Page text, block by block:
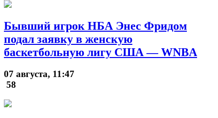
Бывший игрок НБА Энес Фридом
подал заявку в женскую
баскетбольную лигу США — WNBA
07 августа, 11:47
58